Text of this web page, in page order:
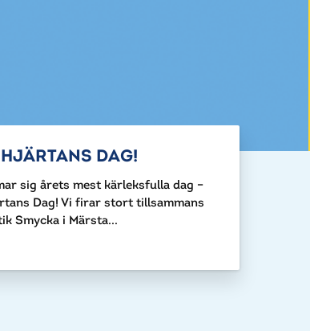
DAG!
sig årets mest kärleksfulla dag –
Dag! Vi firar stort tillsammans
Smycka i Märsta...